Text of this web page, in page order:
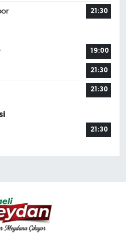
21:30
19:00
21:30
21:30
21:30